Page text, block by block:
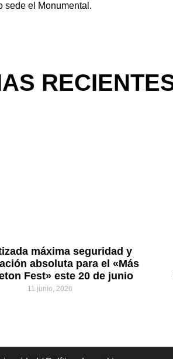
sede el Monumental.
máxima seguridad y
absoluta para el «Más
Fest» este 20 de junio
11 junio, 2026